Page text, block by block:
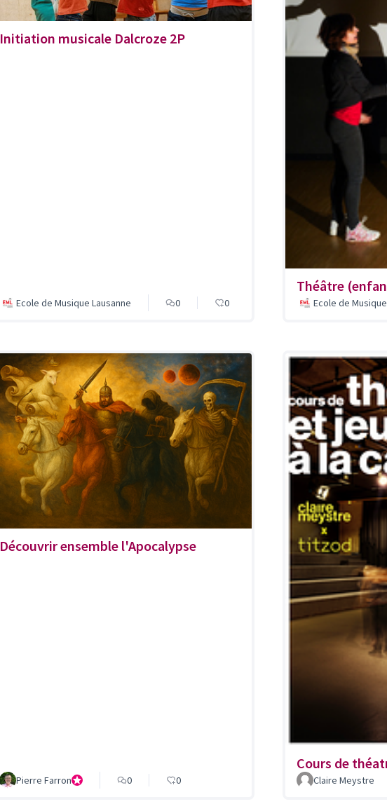
Initiation musicale Dalcroze 2P
Ecole de Musique Lausanne 0 0
Théâtre
Ecole de
Découvrir ensemble l'Apocalypse
Pierre FarronPrésident de la Fondation pour un Centre oecuménique et de quartier du
0 0
Cours de
Claire Meystre